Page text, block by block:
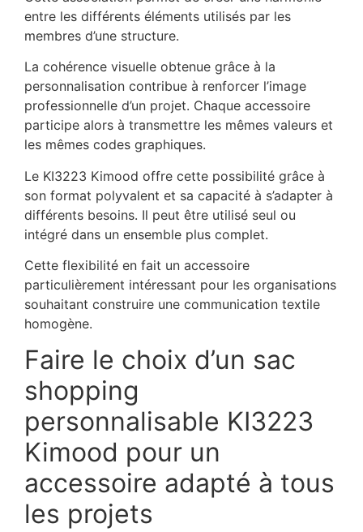
entre les différents éléments utilisés par les
membres d’une structure.
La cohérence visuelle obtenue grâce à la
personnalisation contribue à renforcer l’image
professionnelle d’un projet. Chaque accessoire
participe alors à transmettre les mêmes valeurs et
les mêmes codes graphiques.
Le KI3223 Kimood offre cette possibilité grâce à
son format polyvalent et sa capacité à s’adapter à
différents besoins. Il peut être utilisé seul ou
intégré dans un ensemble plus complet.
Cette flexibilité en fait un accessoire
particulièrement intéressant pour les organisations
souhaitant construire une communication textile
homogène.
Faire le choix d’un sac
shopping
personnalisable KI3223
Kimood pour un
accessoire adapté à tous
les projets